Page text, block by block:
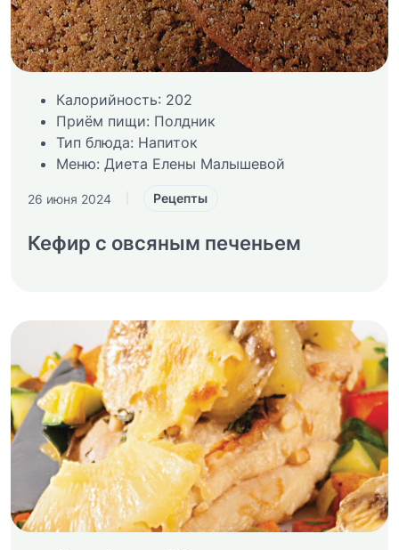
Калорийность: 202
Приём пищи: Полдник
Тип блюда: Напиток
Меню: Диета Елены Малышевой
26 июня 2024 Рецепты
Кефир с овсяным печеньем